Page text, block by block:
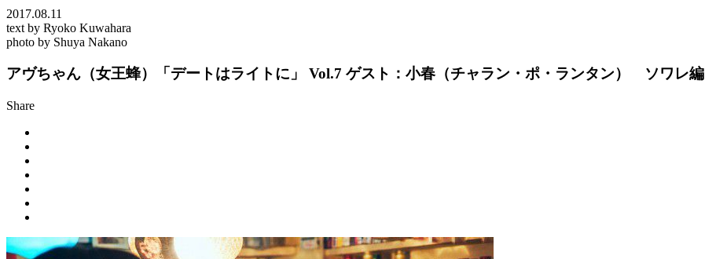
2017.08.11
text by Ryoko Kuwahara
photo by Shuya Nakano
アヴちゃん（女王蜂）「デートはライトに」 Vol.7 ゲスト：小春（チャラン・ポ・ランタン） ソワレ編
Share